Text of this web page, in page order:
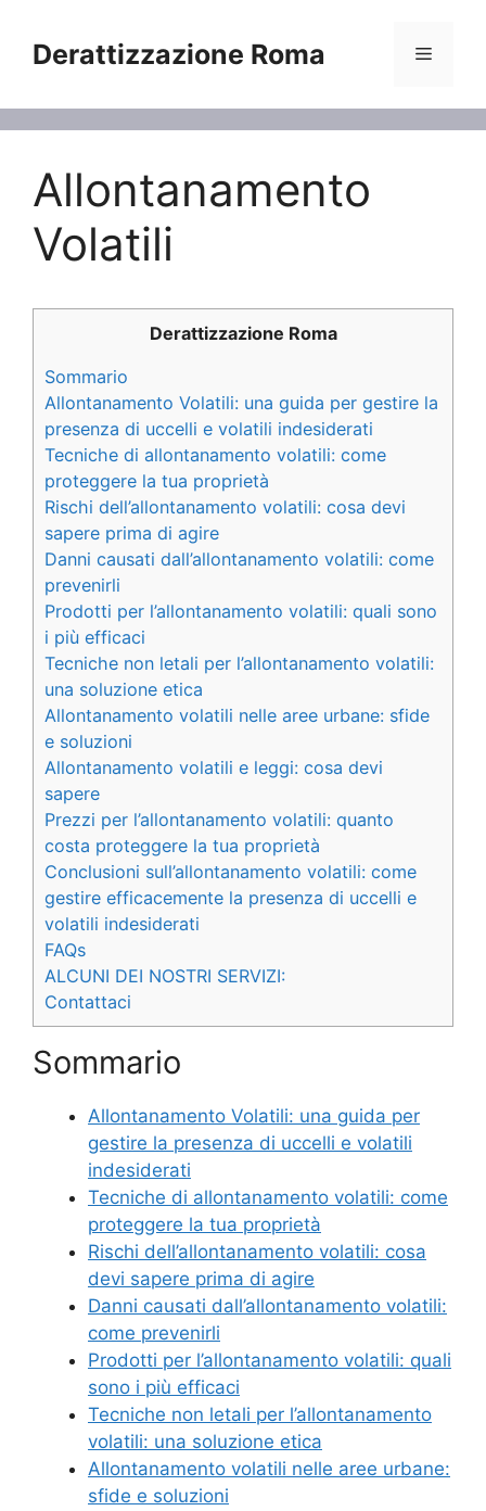
contenuto
Derattizzazione Roma Menu
Allontanamento
Volatili
Derattizzazione Roma
Sommario
Allontanamento Volatili: una guida per gestire la
presenza di uccelli e volatili indesiderati
Tecniche di allontanamento volatili: come
proteggere la tua proprietà
Rischi dell’allontanamento volatili: cosa devi
sapere prima di agire
Danni causati dall’allontanamento volatili: come
prevenirli
Prodotti per l’allontanamento volatili: quali sono
i più efficaci
Tecniche non letali per l’allontanamento volatili:
una soluzione etica
Allontanamento volatili nelle aree urbane: sfide
e soluzioni
Allontanamento volatili e leggi: cosa devi
sapere
Prezzi per l’allontanamento volatili: quanto
costa proteggere la tua proprietà
Conclusioni sull’allontanamento volatili: come
gestire efficacemente la presenza di uccelli e
volatili indesiderati
FAQs
ALCUNI DEI NOSTRI SERVIZI:
Contattaci
Sommario
Allontanamento Volatili: una guida per
gestire la presenza di uccelli e volatili
indesiderati
Tecniche di allontanamento volatili: come
proteggere la tua proprietà
Rischi dell’allontanamento volatili: cosa
devi sapere prima di agire
Danni causati dall’allontanamento volatili:
come prevenirli
Prodotti per l’allontanamento volatili: quali
sono i più efficaci
Tecniche non letali per l’allontanamento
volatili: una soluzione etica
Allontanamento volatili nelle aree urbane:
sfide e soluzioni